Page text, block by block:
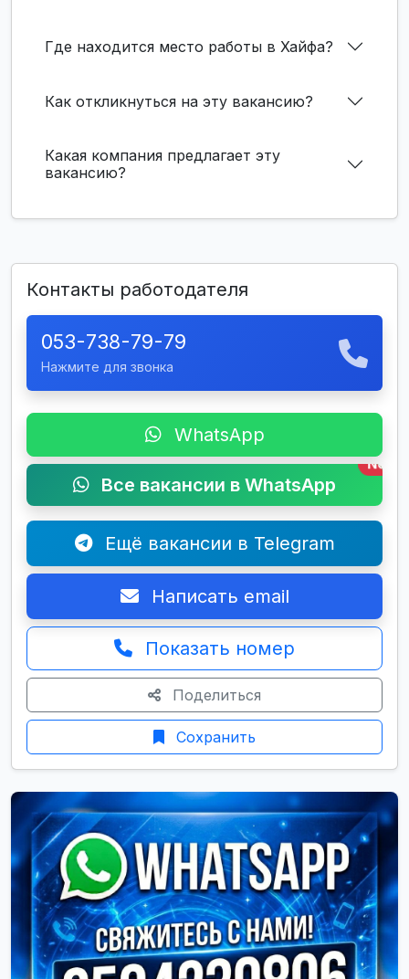
Где находится место работы в Хайфа?
Как откликнуться на эту вакансию?
Какая компания предлагает эту
вакансию?
Контакты работодателя
053-738-79-79
Нажмите для звонка
WhatsApp
Все вакансии в WhatsApp
New
Ещё вакансии в Telegram
Написать email
Показать номер
Поделиться
Сохранить